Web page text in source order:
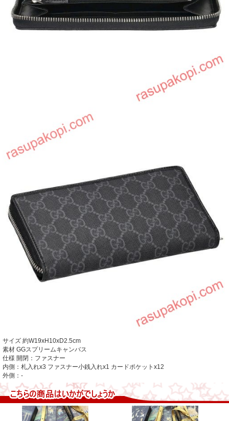
サイズ 約W19xH10xD2.5cm
素材 GGスプリームキャンバス
仕様 開閉：ファスナー
内側：札入れx3 ファスナー小銭入れx1 カードポケットx12
外側：-